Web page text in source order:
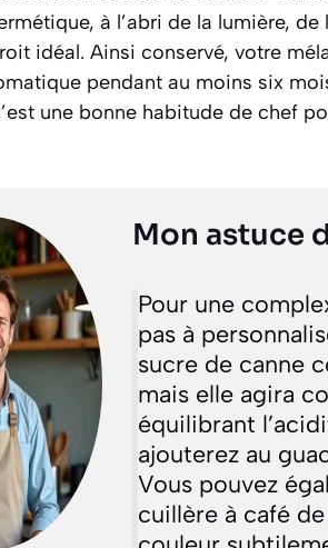
à l’abri de la lumière,
idéal. Ainsi conservé, votre
pendant au moins six
une bonne habitude de chef
Mon astuce
Pour une
pas à
sucre de canne
mais elle agira
équilibrant
ajouterez au
Vous pouvez
cuillère à café